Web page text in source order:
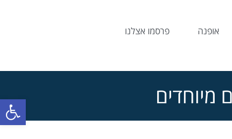
אופנה פרסמו אצלנו
מיוחדים פתח